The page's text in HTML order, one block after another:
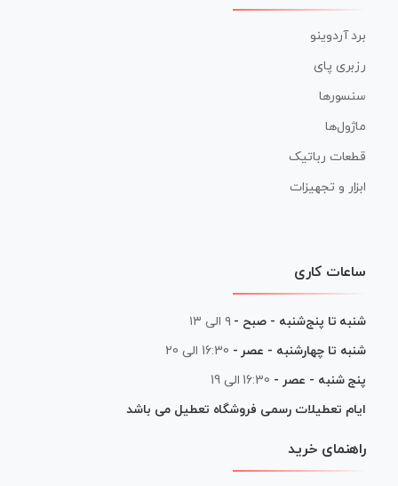
برد آردوینو
رزبری پای
سنسورها
ماژول‌ها
قطعات رباتیک
ابزار و تجهیزات
ساعات کاری
شنبه تا پنج‌شنبه - صبح - ۹ الی ۱۳
شنبه تا چهارشنبه - عصر - 16:30 الی 20
پنج شنبه - عصر - 16:30 الی 19
ایام تعطیلات رسمی فروشگاه تعطیل می باشد
راهنمای خرید